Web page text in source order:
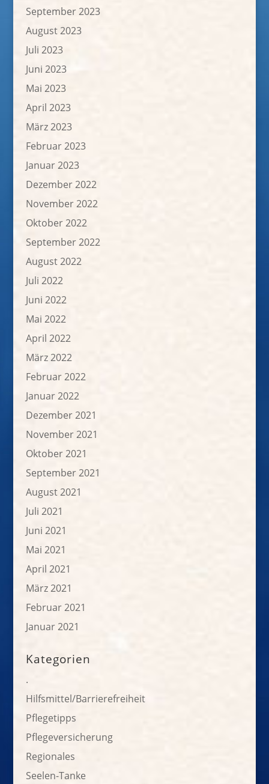
September 2023
August 2023
Juli 2023
Juni 2023
Mai 2023
April 2023
März 2023
Februar 2023
Januar 2023
Dezember 2022
November 2022
Oktober 2022
September 2022
August 2022
Juli 2022
Juni 2022
Mai 2022
April 2022
März 2022
Februar 2022
Januar 2022
Dezember 2021
November 2021
Oktober 2021
September 2021
August 2021
Juli 2021
Juni 2021
Mai 2021
April 2021
März 2021
Februar 2021
Januar 2021
Kategorien
.
Hilfsmittel/Barrierefreiheit
Pflegetipps
Pflegeversicherung
Regionales
Seelen-Tanke